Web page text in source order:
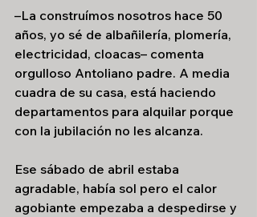
–La construímos nosotros hace 50
años, yo sé de albañilería, plomería,
electricidad, cloacas– comenta
orgulloso Antoliano padre. A media
cuadra de su casa, está haciendo
departamentos para alquilar porque
con la jubilación no les alcanza.
Ese sábado de abril estaba
agradable, había sol pero el calor
agobiante empezaba a despedirse y